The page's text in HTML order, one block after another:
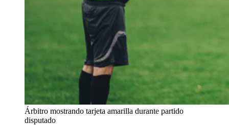
Árbitro mostrando tarjeta amarilla durante partido
disputado